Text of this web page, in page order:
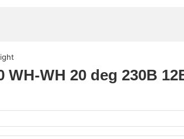
WH-WH 20 deg 230В